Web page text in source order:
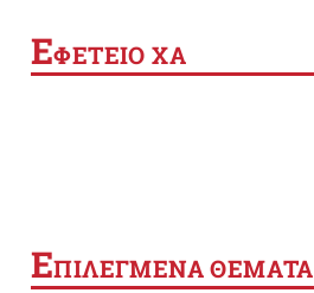
ΕΦΕΤΕΙΟ ΧΑ
ΕΠΙΛΕΓΜΕΝΑ ΘΕΜΑΤΑ